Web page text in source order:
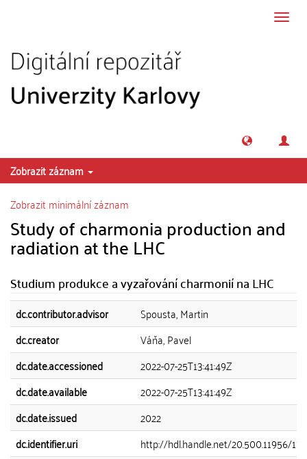
Zobrazit záznam
Zobrazit minimální záznam
Study of charmonia production and
radiation at the LHC
Studium produkce a vyzařování charmonií na LHC
dc.contributor.advisor
Spousta, Martin
dc.creator
Váňa, Pavel
dc.date.accessioned
2022-07-25T13:41:49Z
dc.date.available
2022-07-25T13:41:49Z
dc.date.issued
2022
dc.identifier.uri
http://hdl.handle.net/20.500.11956/